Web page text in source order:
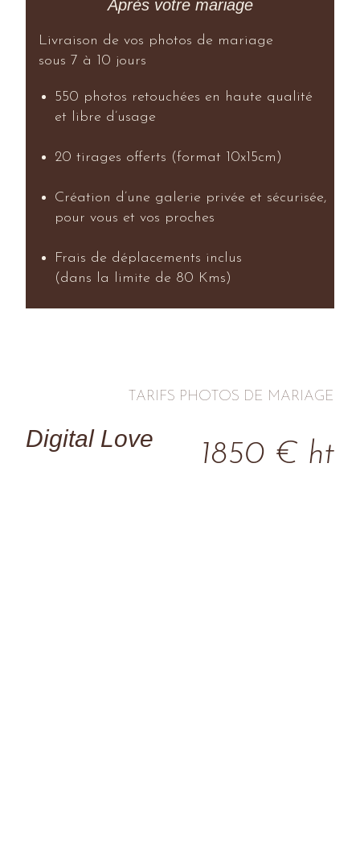
Après votre mariage
Livraison de vos photos de mariage
sous 7 à 10 jours
550 photos retouchées en haute qualité
et libre d’usage
20 tirages offerts (format 10x15cm)
Création d’une galerie privée et sécurisée,
pour vous et vos proches
Frais de déplacements inclus
(dans la limite de 80 Kms)
TARIFS PHOTOS DE MARIAGE
Digital Love
1850 € ht